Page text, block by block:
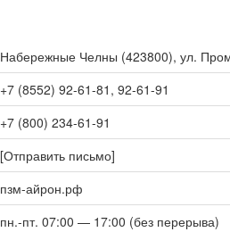
Набережные Челны (423800), ул.
+7 (8552) 92-61-81, 92-61-91
+7 (800) 234-61-91
[Отправить письмо]
пзм-айрон.рф
пн.-пт. 07:00 — 17:00 (без перерыва)